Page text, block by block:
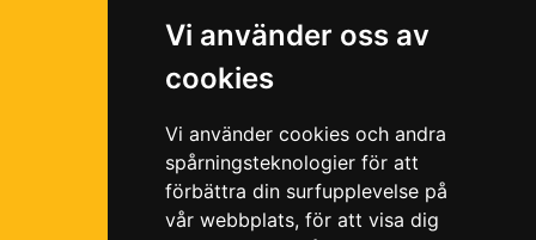
Vi använder oss av
cookies
Vi använder cookies och andra
spårningsteknologier för att
förbättra din surfupplevelse på
vår webbplats, för att visa dig
Ramavtal